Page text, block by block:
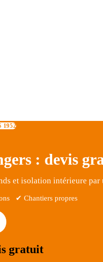
1952
: devis
et isolation intérieure par
✔ Chantiers propres
gratuit